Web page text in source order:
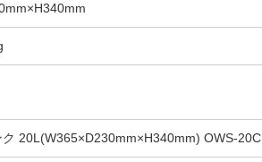
20L(W365×D230mm×H340mm) OWS-20C